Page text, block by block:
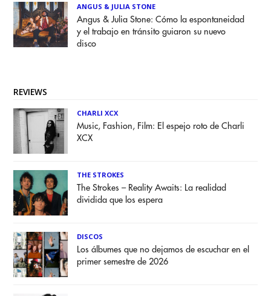
ANGUS & JULIA STONE
Angus & Julia Stone: Cómo la espontaneidad
y el trabajo en tránsito guiaron su nuevo
disco
REVIEWS
CHARLI XCX
Music, Fashion, Film: El espejo roto de Charli
XCX
THE STROKES
The Strokes – Reality Awaits: La realidad
dividida que los espera
DISCOS
Los álbumes que no dejamos de escuchar en el
primer semestre de 2026